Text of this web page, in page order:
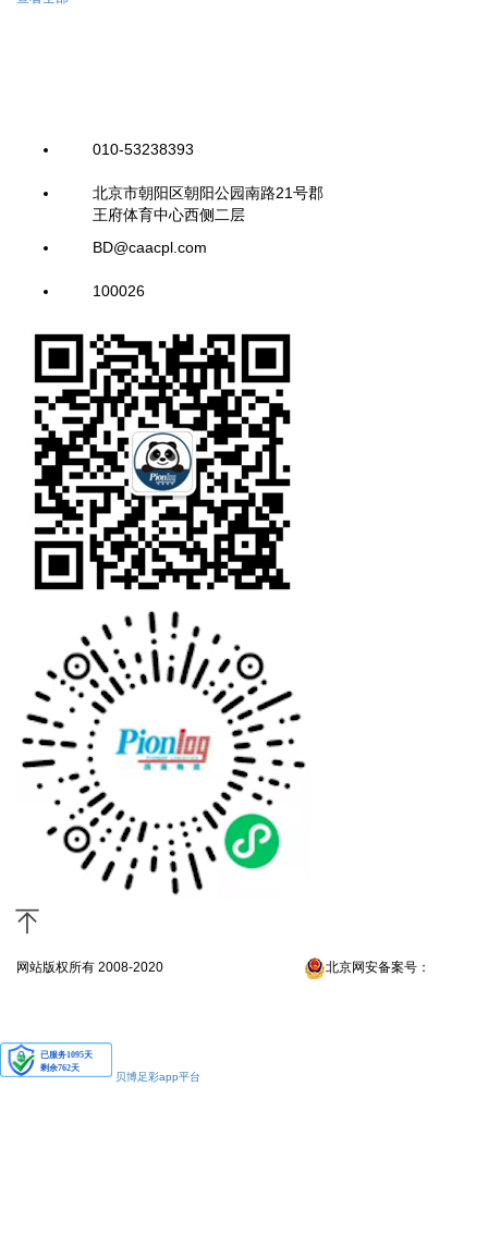
010-53238393
北京市朝阳区朝阳公园南路21号郡
王府体育中心西侧二层
BD@caacpl.com
100026
网站版权所有 2008-2020 北京网安备案号：
贝博足彩app平台